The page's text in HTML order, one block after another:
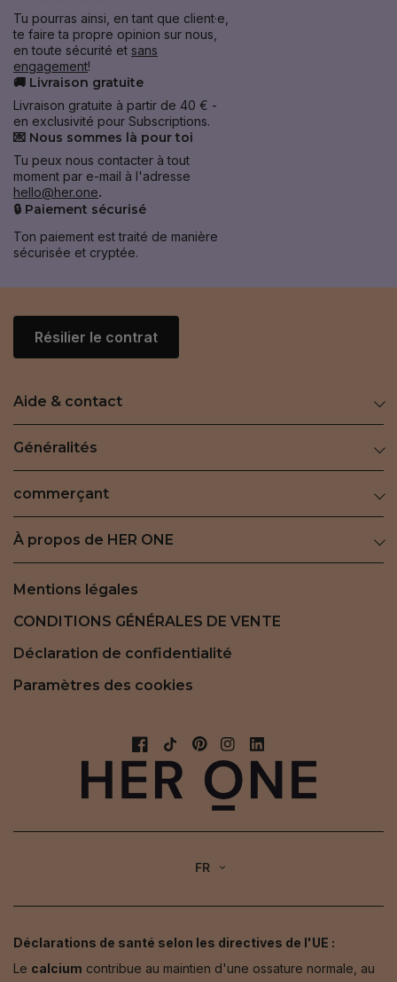
Tu pourras ainsi, en tant que client·e,
te faire ta propre opinion sur nous,
en toute sécurité et sans
engagement!
🚚 Livraison gratuite
Livraison gratuite à partir de 40 € -
en exclusivité pour Subscriptions.
💌 Nous sommes là pour toi
Tu peux nous contacter à tout
moment par e-mail à l'adresse
hello@her.one.
🔒 Paiement sécurisé
Ton paiement est traité de manière
sécurisée et cryptée.
Résilier le contrat
Aide & contact
Généralités
commerçant
À propos de HER ONE
Mentions légales
CONDITIONS GÉNÉRALES DE VENTE
Déclaration de confidentialité
Paramètres des cookies
FR
Déclarations de santé selon les directives de l'UE :
Le calcium contribue au maintien d'une ossature normale, au